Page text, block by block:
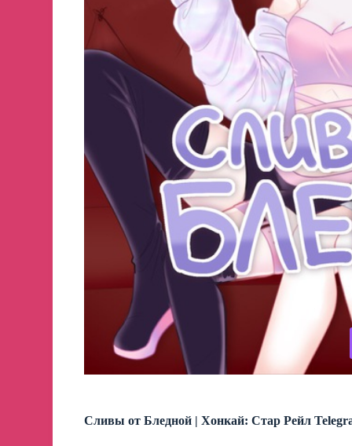
Сливы от Бледной | Хонкай: Стар Рейл